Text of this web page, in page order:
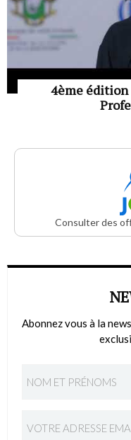
4ème
Consulter des
Abonnez vous à la